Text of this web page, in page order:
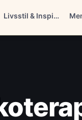
Livsstil & Inspi…